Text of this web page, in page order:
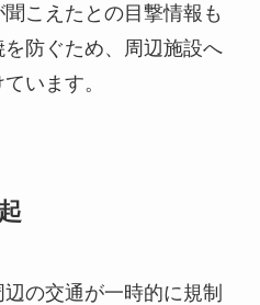
こえたとの目撃情報も
防ぐため、周辺施設へ
います。
の交通が一時的に規制